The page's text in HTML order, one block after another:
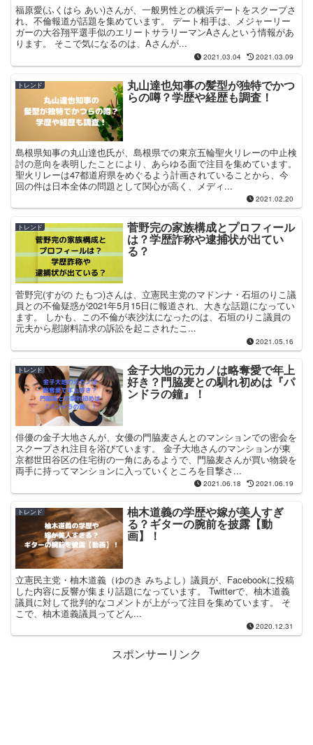
福原愛(ふくはら あい)さんが、一般男性との横浜デートをスクープさ
れ、不倫報道が話題を集めています。 デート相手は、メジャーリー
ガーの大谷翔平選手似のエリートサラリーマンAさんという情報があ
ります。 そこで気になるのは、Aさんが...
2021.03.04 2021.03.09
トレンド 丸山達也知事の髪型が独特でかつ
らの噂？学歴や経歴も調査！
島根県知事の丸山達也氏が、島根県での東京五輪聖火リレーの中止検
討の意向を表明したことにより、あらゆる面で注目を集めています。
聖火リレーは47都道府県をめぐるよう計画されていることから、今
回の件は日本全体の問題として関心が高く、メディ...
2021.02.20
トレンド 菅野完の家族構成とプロフィール
は？学歴詐称や逮捕状が出てい
る？
菅野完(すがの たもつ)さんは、立憲民主党のマドンナ・石垣のりこ議
員との不倫疑惑が2021年5月15日に報道され、大きな話題になってい
ます。 しかも、この不倫が表沙汰になったのは、石垣のりこ議員の
元夫から慰謝料請求の訴訟を起こされたこ...
2021.05.16
トレンド 金子大地の元カノは略奪愛で年上
好き？門脇麦との馴れ初めは『パ
ンドラの鐘』！
俳優の金子大地さんが、女優の門脇麦さんとのマンションでの密会を
スクープされ注目を浴びています。 金子大地さんのマンションが東
京都世田谷区の住宅街の一角にあるようで、門脇麦さんが買い物袋を
両手に持ってマンションに入っていくところを目撃さ...
2021.06.18 2021.06.19
トレンド 柚木道義の学歴や嫁が美人すぎ
る？ギターの腕前を披露【動
画】！
立憲民主党・柚木道義（ゆのき みちよし）議員が、Facebookに投稿
した内容に反響が集まり話題になっています。 Twitterで、柚木道義
議員に対して批判的なコメントが上がって注目を集めています。 そ
こで、柚木道義議員ってどん...
2020.12.31
スポンサーリンク